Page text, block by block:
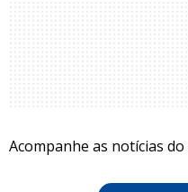
Acompanhe as notícias